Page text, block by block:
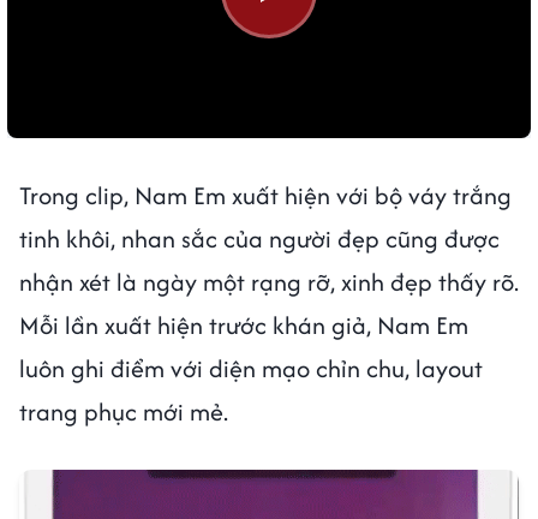
Trong clip, Nam Em xuất hiện với bộ váy trắng
tinh khôi, nhan sắc của người đẹp cũng được
nhận xét là ngày một rạng rỡ, xinh đẹp thấy rõ.
Mỗi lần xuất hiện trước khán giả, Nam Em
luôn ghi điểm với diện mạo chỉn chu, layout
trang phục mới mẻ.